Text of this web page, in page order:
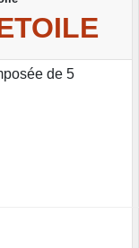
de 5